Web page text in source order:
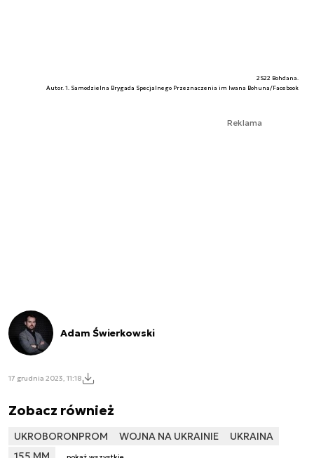
2S22 Bohdana.
Autor. 1. Samodzielna Brygada Specjalnego Przeznaczenia im Iwana Bohuna/Facebook
Reklama
Adam Świerkowski
17 grudnia 2023, 11:18
Zobacz również
UKROBORONPROM WOJNA NA UKRAINIE
UKRAINA